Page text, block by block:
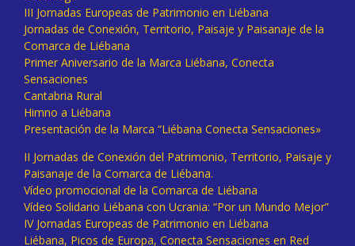
III Jornadas Europeas de Patrimonio en Liébana
Jornadas de Conexión, Territorio, Paisaje y Paisanaje de la
Comarca de Liébana
Primer Aniversario de la Marca Liébana, Conecta
Sensaciones
Cantabria Rural
Himno a Liébana
Presentación de la Marca “Liébana Conecta Sensaciones»
II Jornadas de Conexión del Patrimonio, Territorio, Paisaje y
Paisanaje de la Comarca de Liébana.
Vídeo promocional de la Comarca de Liébana
Vídeo Solidario Liébana con Ucrania: “Por un Mundo Mejor”
IV Jornadas Europeas de Patrimonio en Liébana
Liébana, Picos de Europa, Conecta Sensaciones en Red